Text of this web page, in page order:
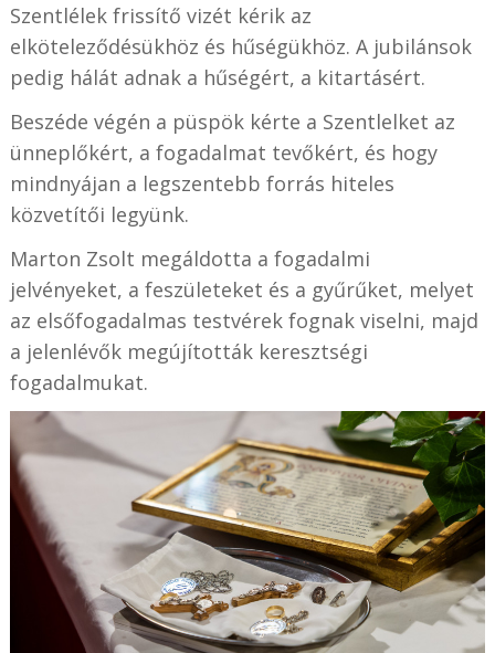
Szentlélek frissítő vizét kérik az
elköteleződésükhöz és hűségükhöz. A jubilánsok
pedig hálát adnak a hűségért, a kitartásért.
Beszéde végén a püspök kérte a Szentlelket az
ünneplőkért, a fogadalmat tevőkért, és hogy
mindnyájan a legszentebb forrás hiteles
közvetítői legyünk.
Marton Zsolt megáldotta a fogadalmi
jelvényeket, a feszületeket és a gyűrűket, melyet
az elsőfogadalmas testvérek fognak viselni, majd
a jelenlévők megújították keresztségi
fogadalmukat.